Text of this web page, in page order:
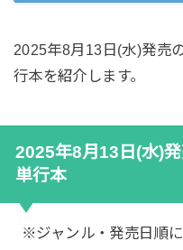
2025年8月13日(水)発売
行本を紹介します。
2025年8月13日(水)
単行本
※ジャンル・発売日順